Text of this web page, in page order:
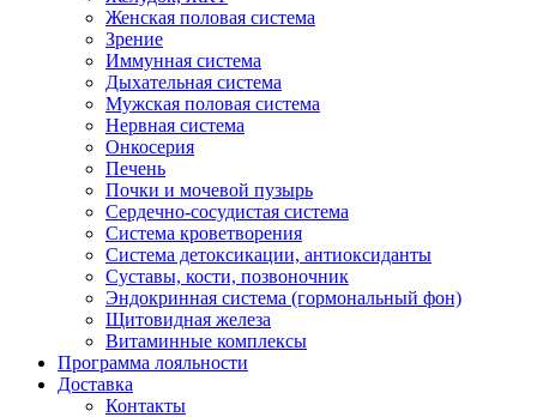
Женская половая система
Зрение
Иммунная система
Дыхательная система
Мужская половая система
Нервная система
Онкосерия
Печень
Почки и мочевой пузырь
Сердечно-сосудистая система
Система кроветворения
Система детоксикации, антиоксиданты
Суставы, кости, позвоночник
Эндокринная система (гормональный фон)
Щитовидная железа
Витаминные комплексы
Программа лояльности
Доставка
Контакты